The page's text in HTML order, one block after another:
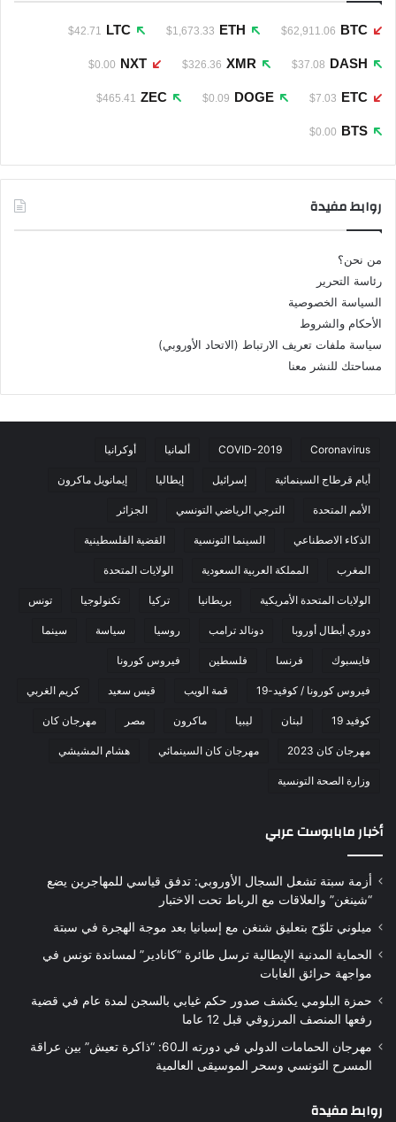
BTC
$62,911.06
ETH
$1,673.33
LTC
$42.71
DASH
$37.08
XMR
$326.36
NXT
$0.00
ETC
$7.03
DOGE
$0.09
ZEC
$465.41
BTS
$0.00
روابط مفيدة
من نحن؟
رئاسة التحرير
السياسة الخصوصية
الأحكام والشروط
سياسة ملفات تعريف الارتباط (الاتحاد الأوروبي)
مساحتك للنشر معنا
Coronavirus
COVID-2019 ألمانيا أوكرانيا
أيام قرطاج السينمائية إسرائيل إيطاليا إيمانويل ماكرون
الأمم المتحدة الترجي الرياضي التونسي الجزائر
الذكاء الاصطناعي السينما التونسية القضية الفلسطينية
المغرب المملكة العربية السعودية الولايات المتحدة
الولايات المتحدة الأمريكية بريطانيا تركيا تكنولوجيا تونس
دوري أبطال أوروبا دونالد ترامب روسيا سياسة سينما
فايسبوك فرنسا فلسطين فيروس كورونا
فيروس كورونا / كوفيد-19 قمة الويب قيس سعيد كريم الغربي
كوفيد 19 لبنان ليبيا ماكرون مصر مهرجان كان
مهرجان كان 2023 مهرجان كان السينمائي هشام المشيشي
وزارة الصحة التونسية
أخبار مابابوست عربي
أزمة سبتة تشعل السجال الأوروبي: تدفق قياسي للمهاجرين يضع
“شينغن” والعلاقات مع الرباط تحت الاختبار
ميلوني تلوّح بتعليق شنغن مع إسبانيا بعد موجة الهجرة في سبتة
الحماية المدنية الإيطالية ترسل طائرة “كانادير” لمساندة تونس في
مواجهة حرائق الغابات
حمزة البلومي يكشف صدور حكم غيابي بالسجن لمدة عام في قضية
رفعها المنصف المرزوقي قبل 12 عاما
مهرجان الحمامات الدولي في دورته الـ60: “ذاكرة تعيش” بين عراقة
المسرح التونسي وسحر الموسيقى العالمية
روابط مفيدة